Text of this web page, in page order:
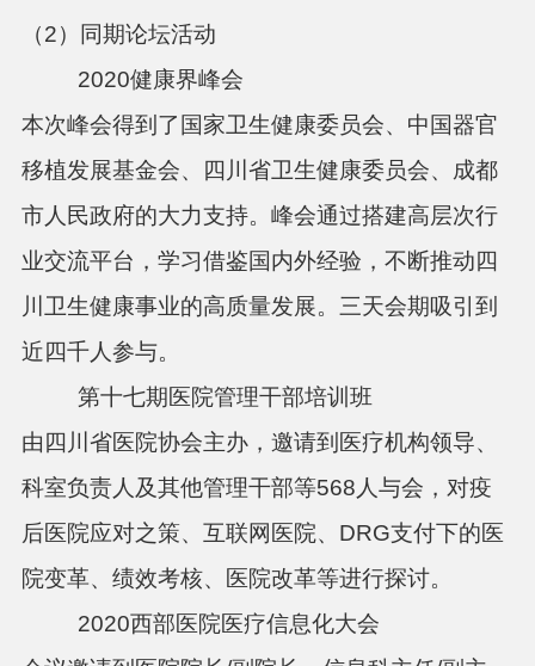
（2）同期论坛活动
2020健康界峰会
本次峰会得到了国家卫生健康委员会、中国器官
移植发展基金会、四川省卫生健康委员会、成都
市人民政府的大力支持。峰会通过搭建高层次行
业交流平台，学习借鉴国内外经验，不断推动四
川卫生健康事业的高质量发展。三天会期吸引到
近四千人参与。
第十七期医院管理干部培训班
由四川省医院协会主办，邀请到医疗机构领导、
科室负责人及其他管理干部等568人与会，对疫
后医院应对之策、互联网医院、 DRG支付下的医
院变革、绩效考核、医院改革等进行探讨。
2020西部医院医疗信息化大会